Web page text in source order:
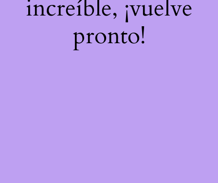
increíble, ¡vuelve
pronto!